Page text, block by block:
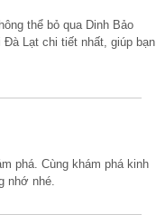
Cẩm nang du lịch Đà
Lạt từ A đến Z (Cập
thể bỏ qua Dinh Bảo
Lạt chi tiết nhất, giúp bạn
phá. Cùng khám phá kinh
nhớ nhé.